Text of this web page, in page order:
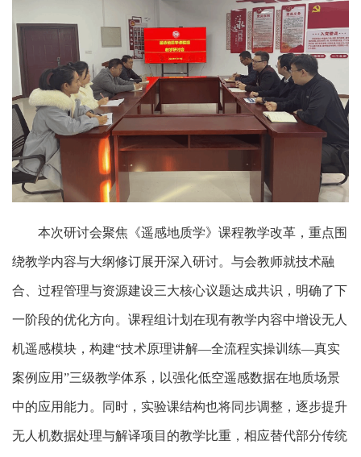
本次研讨会聚焦《遥感地质学》课程教学改革，重点围
绕教学内容与大纲修订展开深入研讨。与会教师就技术融
合、过程管理与资源建设三大核心议题达成共识，明确了下
一阶段的优化方向。课程组计划在现有教学内容中增设无人
机遥感模块，构建“技术原理讲解—全流程实操训练—真实
案例应用”三级教学体系，以强化低空遥感数据在地质场景
中的应用能力。同时，实验课结构也将同步调整，逐步提升
无人机数据处理与解译项目的教学比重，相应替代部分传统